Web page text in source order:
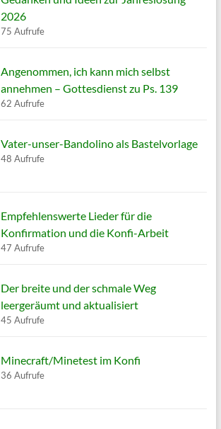
2026
75 Aufrufe
Angenommen, ich kann mich selbst
annehmen – Gottesdienst zu Ps. 139
62 Aufrufe
Vater-unser-Bandolino als Bastelvorlage
48 Aufrufe
Empfehlenswerte Lieder für die
Konfirmation und die Konfi-Arbeit
47 Aufrufe
Der breite und der schmale Weg
leergeräumt und aktualisiert
45 Aufrufe
Minecraft/Minetest im Konfi
36 Aufrufe